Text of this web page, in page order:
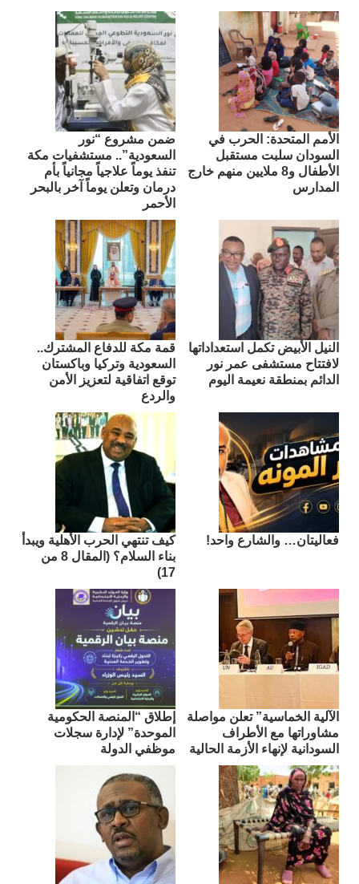
الأمم المتحدة: الحرب في
السودان سلبت مستقبل
الأطفال و8 ملايين منهم خارج
المدارس
ضمن مشروع “نور
السعودية”.. مستشفيات مكة
تنفذ يوماً علاجياً مجانياً بأم
درمان وتعلن يوماً آخر بالبحر
الأحمر
النيل الأبيض تكمل استعداداتها
لافتتاح مستشفى عمر نور
الدائم بمنطقة نعيمة اليوم
قمة مكة للدفاع المشترك..
السعودية وتركيا وباكستان
توقع اتفاقية لتعزيز الأمن
والردع
فعاليتان… والشارع واحد!
كيف تنتهي الحرب الأهلية ويبدأ
بناء السلام؟ (المقال 8 من
17)
الآلية الخماسية” تعلن مواصلة
مشاوراتها مع الأطراف
السودانية لإنهاء الأزمة الحالية
إطلاق “المنصة الحكومية
الموحدة” لإدارة سجلات
موظفي الدولة